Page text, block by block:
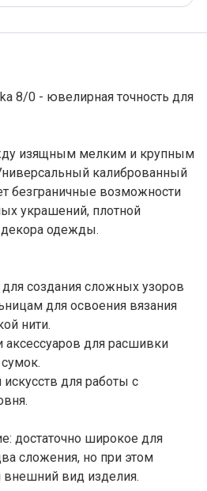
8/0 - ювелирная точность для
изящным мелким и крупным
калиброванный
безграничные возможности
украшений, плотной
одежды.
создания сложных узоров
для освоения вязания
нити.
для расшивки
для работы с
достаточно широкое для
сложения, но при этом
внешний вид изделия.